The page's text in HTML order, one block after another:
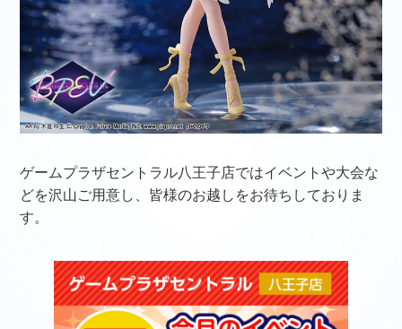
ゲームプラザセントラル八王子店ではイベントや大会な
どを沢山ご用意し、皆様のお越しをお待ちしておりま
す。